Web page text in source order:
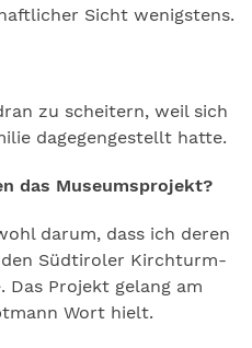
Sicht wenigstens.
zu scheitern, weil sich
dagegengestellt hatte.
das Museumsprojekt?
darum, dass ich deren
Südtiroler Kirchturm-
Projekt gelang am
Wort hielt.